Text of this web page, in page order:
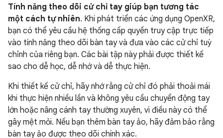
Tính năng theo dõi cử chỉ tay giúp bạn tương tác
một cách tự nhiên. Khi phát triển các ứng dụng OpenXR,
bạn có thể yêu cầu hệ thống cấp quyền truy cập trực tiếp
vào tính năng theo dõi bàn tay và đưa vào các cử chỉ tuỳ
chỉnh của riêng bạn. Các bài tập này phải được thiết kế
sao cho dễ học, dễ nhớ và dễ thực hiện.
Khi thiết kế cử chỉ, hãy nhớ rằng cử chỉ đó phải thoải mái
khi thực hiện nhiều lần và không yêu cầu chuyển động tay
lớn hoặc nâng cánh tay thường xuyên, vì điều này có thể
gây mệt mỏi. Nếu bạn thêm bàn tay ảo, hãy đảm bảo rằng
bàn tay ảo được theo dõi chính xác.